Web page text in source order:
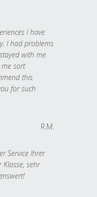
I have
I had problems
with me
sort
this
for such
R.M.
Service Ihrer
sehr